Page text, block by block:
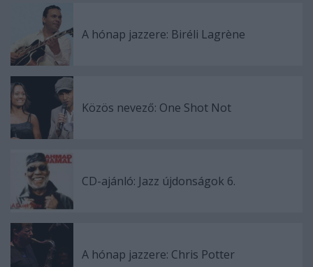
A hónap jazzere: Biréli Lagrène
Közös nevező: One Shot Not
CD-ajánló: Jazz újdonságok 6.
A hónap jazzere: Chris Potter